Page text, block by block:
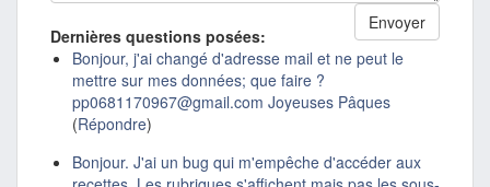
Dernières questions posées:
Bonjour, j'ai changé d'adresse mail et ne peut le
mettre sur mes données; que faire ?
pp0681170967@gmail.com Joyeuses Pâques
(Répondre)
Bonjour. J'ai un bug qui m'empêche d'accéder aux